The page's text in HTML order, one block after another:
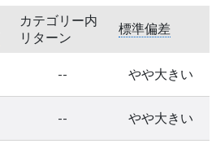
カテゴリー内
リターン
標準偏差
-- やや大きい
-- やや大きい